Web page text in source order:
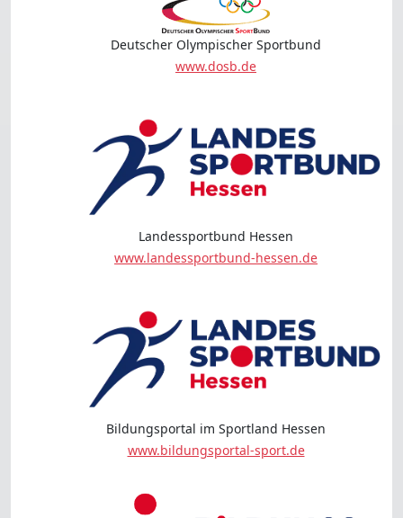
Deutscher Olympischer Sportbund
www.dosb.de
Landessportbund Hessen
www.landessportbund-hessen.de
Bildungsportal im Sportland Hessen
www.bildungsportal-sport.de